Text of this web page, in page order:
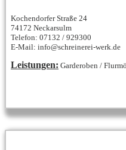
Kochendorfer Straße 24
74172 Neckarsulm
Telefon: 07132 / 929300
E-Mail: info@schreinerei-werk.de
Leistungen: Garderoben /